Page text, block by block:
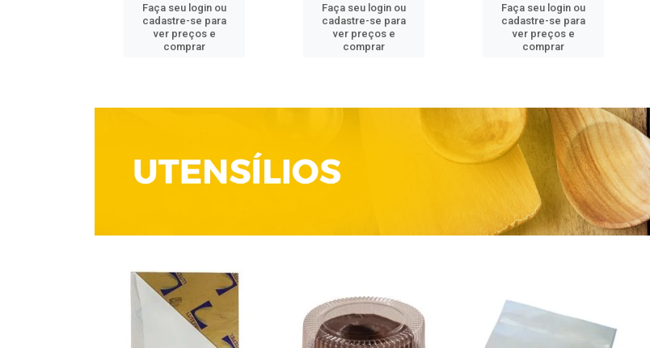
Faça seu login ou
cadastre-se para
ver preços e
comprar
Faça seu login ou
cadastre-se para
ver preços e
comprar
Faça seu login ou
cadastre-se para
ver preços e
comprar